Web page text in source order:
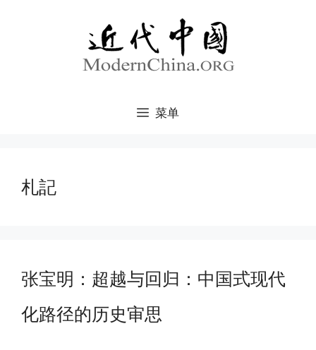
菜单
札記
张宝明：超越与回归：中国式现代
化路径的历史审思